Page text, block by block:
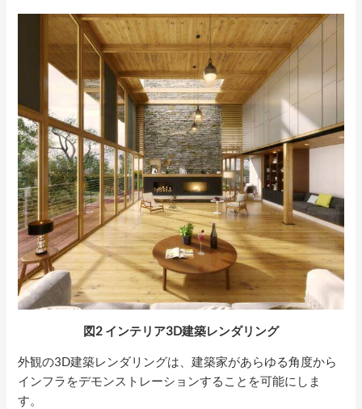
図2 インテリア3D建築レンダリング
外観の3D建築レンダリングは、建築家があらゆる角度から
インフラをデモンストレーションすることを可能にしま
す。